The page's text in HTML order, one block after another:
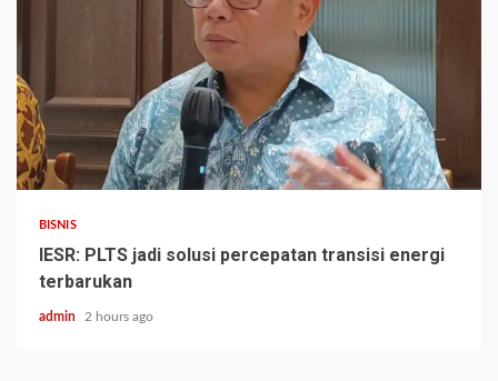
BISNIS
IESR: PLTS jadi solusi percepatan transisi energi
terbarukan
admin 2 hours ago